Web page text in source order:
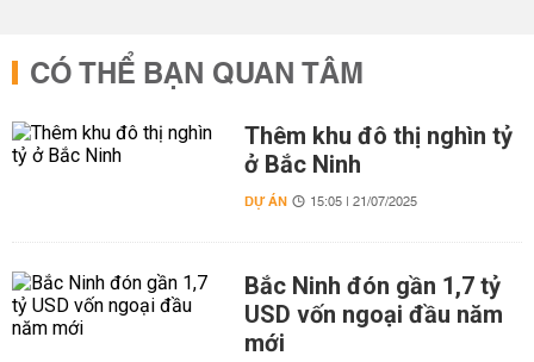
CÓ THỂ BẠN QUAN TÂM
Thêm khu đô thị nghìn tỷ
ở Bắc Ninh
DỰ ÁN 15:05 | 21/07/2025
Bắc Ninh đón gần 1,7 tỷ
USD vốn ngoại đầu năm
mới